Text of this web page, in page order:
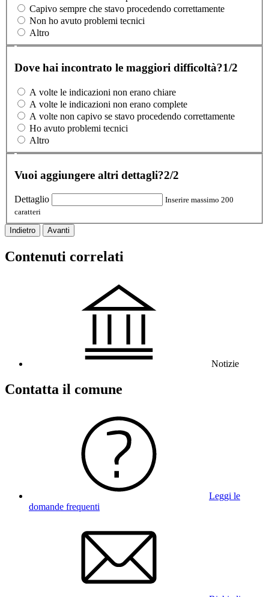
Capivo sempre che stavo procedendo correttamente
Non ho avuto problemi tecnici
Altro
Dove hai incontrato le maggiori difficoltà?1/2
A volte le indicazioni non erano chiare
A volte le indicazioni non erano complete
A volte non capivo se stavo procedendo correttamente
Ho avuto problemi tecnici
Altro
Vuoi aggiungere altri dettagli?2/2
Dettaglio
Inserire massimo 200
caratteri
Indietro Avanti
Contenuti correlati
Notizie
Contatta il comune
Leggi le
domande frequenti